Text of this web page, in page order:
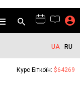
UA RU
Курс Біткоїн: $64269